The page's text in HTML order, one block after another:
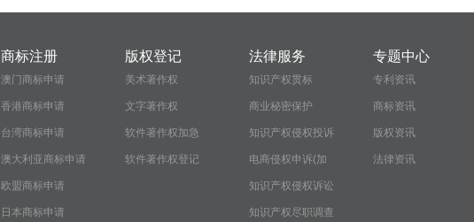
商标注册
澳门商标申请
香港商标申请
台湾商标申请
澳大利亚商标申请
欧盟商标申请
日本商标申请
版权登记
美术著作权
文字著作权
软件著作权加急
软件著作权登记
法律服务
知识产权贯标
商业秘密保护
知识产权侵权投诉
电商侵权申诉(加
急）
知识产权侵权诉讼
知识产权尽职调查
专题中心
专利资讯
商标资讯
版权资讯
法律资讯